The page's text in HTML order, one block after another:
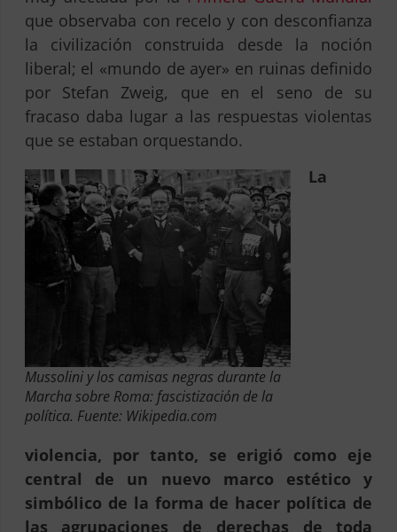
que observaba con recelo y con desconfianza
la civilización construida desde la noción
liberal; el «mundo de ayer» en ruinas definido
por Stefan Zweig, que en el seno de su
fracaso daba lugar a las respuestas violentas
que se estaban orquestando.
Mussolini y los camisas negras durante la
Marcha sobre Roma: fascistización de la
política. Fuente: Wikipedia.com
La
violencia, por tanto, se erigió como eje
central de un nuevo marco estético y
simbólico de la forma de hacer política de
las agrupaciones de derechas de toda